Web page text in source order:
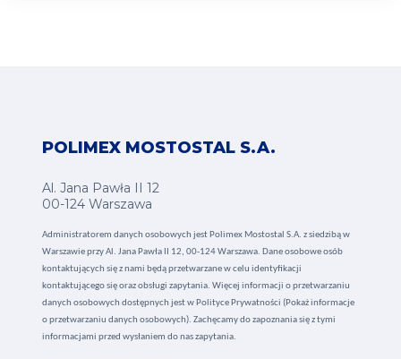
POLIMEX MOSTOSTAL S.A.
Al. Jana Pawła II 12
00-124 Warszawa
Administratorem danych osobowych jest Polimex Mostostal S.A. z siedzibą w
Warszawie przy Al. Jana Pawła II 12, 00-124 Warszawa. Dane osobowe osób
kontaktujących się z nami będą przetwarzane w celu identyfikacji
kontaktującego się oraz obsługi zapytania. Więcej informacji o przetwarzaniu
danych osobowych dostępnych jest w Polityce Prywatności (Pokaż informacje
o przetwarzaniu danych osobowych). Zachęcamy do zapoznania się z tymi
informacjami przed wysłaniem do nas zapytania.